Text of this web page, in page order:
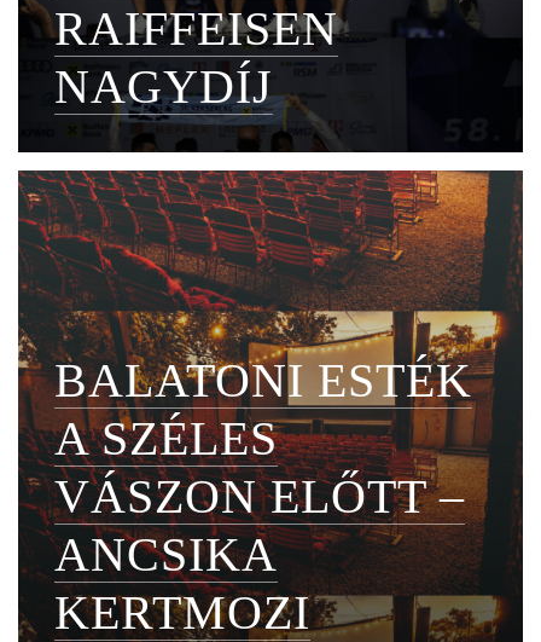
RAIFFEISEN
NAGYDÍJ
BALATONI ESTÉK
A SZÉLES
VÁSZON ELŐTT –
ANCSIKA
KERTMOZI